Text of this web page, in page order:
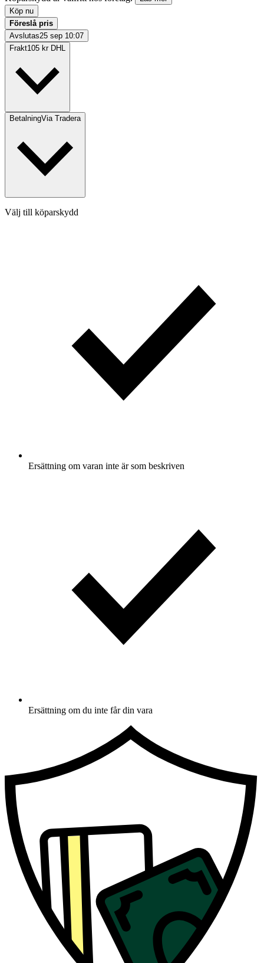
Köp nu
Föreslå pris
Avslutas25 sep 10:07
Frakt105 kr DHL
BetalningVia Tradera
Välj till köparskydd
Ersättning om varan inte är som beskriven
Ersättning om du inte får din vara